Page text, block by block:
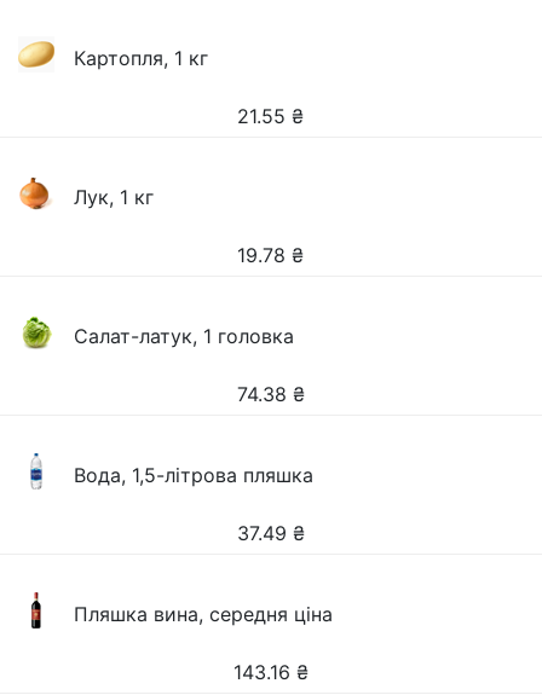
Картопля, 1 кг
21.55 ₴
Лук, 1 кг
19.78 ₴
Салат-латук, 1 головка
74.38 ₴
Вода, 1,5-літрова пляшка
37.49 ₴
Пляшка вина, середня ціна
143.16 ₴